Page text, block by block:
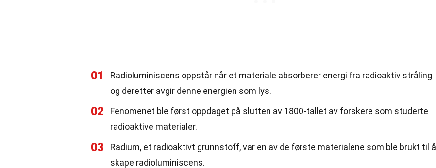
01
Radioluminiscens oppstår når et materiale absorberer energi fra radioaktiv stråling
og deretter avgir denne energien som lys.
02
Fenomenet ble først oppdaget på slutten av 1800-tallet av forskere som studerte
radioaktive materialer.
03
Radium, et radioaktivt grunnstoff, var en av de første materialene som ble brukt til å
skape radioluminiscens.